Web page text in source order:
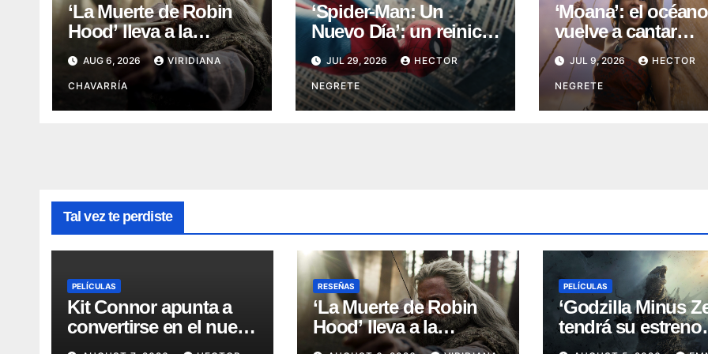
‘La Muerte de Robin
Hood’ lleva a la
leyenda a su capítulo
más oscuro (Reseña)
AUG 6, 2026 VIRIDIANA
CHAVARRÍA
‘Spider-Man: Un
Nuevo Día’: un reinicio
ambicioso que pierde
el rumbo (Reseña)
JUL 29, 2026 HECTOR
NEGRETE
‘Moana’: el océano
vuelve a cantar
(Reseña)
JUL 9, 2026 HECTOR
NEGRETE
Tal vez te perdiste
PELÍCULAS
Kit Connor apunta a
convertirse en el nuevo
Cyclops del Universo
RESEÑAS
‘La Muerte de Robin
Hood’ lleva a la
leyenda a su capítulo
PELÍCULAS
‘Godzilla Minus
tendrá su estreno
mundial en el